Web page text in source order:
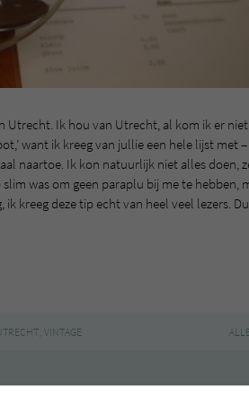
Utrecht. Ik hou van Utrecht, al kom ik er niet
want ik kreeg van jullie een hele lijst met
naartoe. Ik kon natuurlijk niet alles doen,
was om geen paraplu bij me te hebben,
kreeg deze tip echt van heel veel lezers.
, VINTAGE